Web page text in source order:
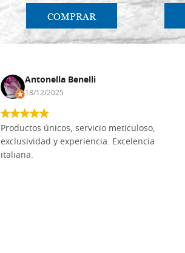
COMPRAR
Antonella Benelli
18/12/2025
Productos únicos, servicio meticuloso,
exclusividad y experiencia. Excelencia
italiana.